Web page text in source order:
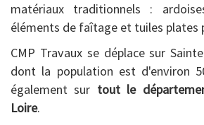
matériaux traditionnels :
éléments de faîtage et tuiles plates
CMP Travaux se déplace sur
dont la population est d'environ
également sur tout le
Loire.